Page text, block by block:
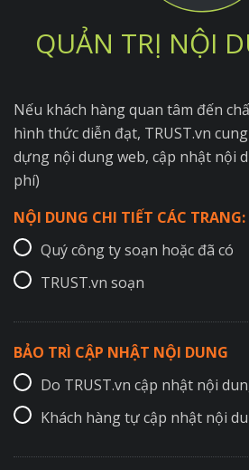
QUẢN TRỊ NỘI
Nếu khách hàng quan tâm đến
hình thức diễn đạt, TRUST.vn
dựng nội dung web, cập nhật nội
phí)
NỘI DUNG CHI TIẾT CÁC TRANG:
Quý công ty soạn hoặc đã có
TRUST.vn soạn
BẢO TRÌ CẬP NHẬT NỘI DUNG
Do TRUST.vn cập nhật nội
Khách hàng tự cập nhật nội